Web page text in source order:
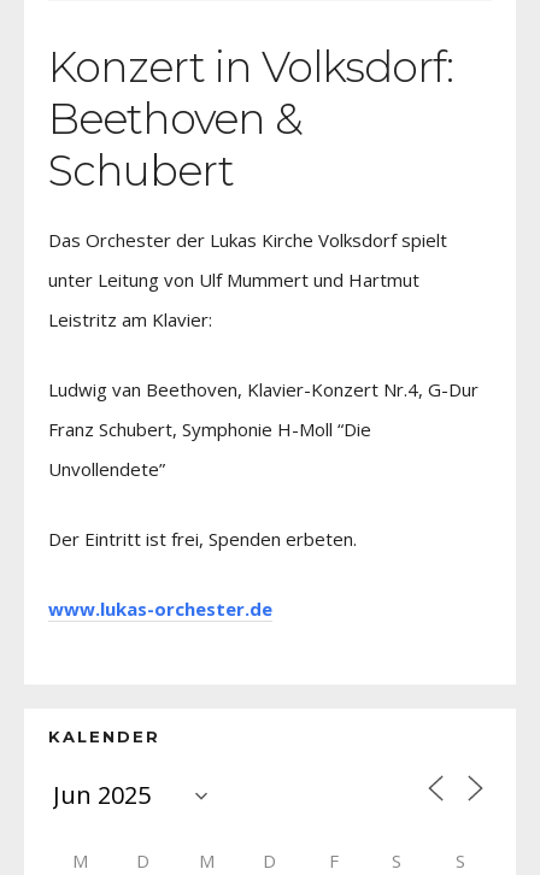
Konzert in Volksdorf:
Beethoven &
Schubert
Das Orchester der Lukas Kirche Volksdorf spielt
unter Leitung von Ulf Mummert und Hartmut
Leistritz am Klavier:
Ludwig van Beethoven, Klavier-Konzert Nr.4, G-Dur
Franz Schubert, Symphonie H-Moll “Die
Unvollendete”
Der Eintritt ist frei, Spenden erbeten.
www.lukas-orchester.de
KALENDER
M D M D F S S